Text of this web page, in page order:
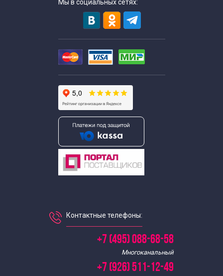
Мы в социальных сетях:
Контактные телефоны:
+7 (495) 088-68-58
Многоканальный
+7 (926) 511-12-49